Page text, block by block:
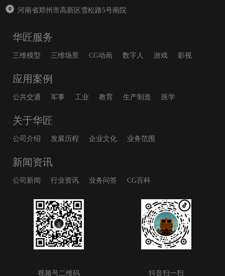
河南省郑州市高新区雪松路5号南院
华匠服务
三维模型 三维场景 CG动画 数字人 游戏 影视
应用案例
公共交通 军事 工业 教育 生产制造 医学
关于华匠
公司介绍 发展历程 企业文化 业务范围
新闻资讯
公司新闻 行业资讯 业务问答 CG百科
视频号二维码 抖音扫一扫